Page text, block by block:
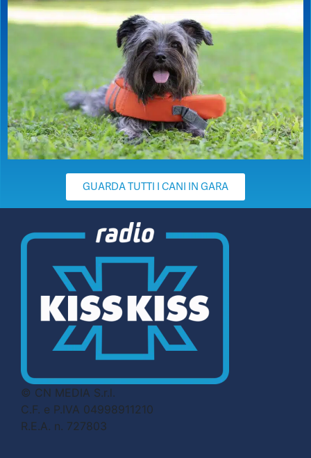
GUARDA TUTTI I CANI IN GARA
© CN MEDIA S.r.l.
C.F. e P.IVA 04998911210
R.E.A. n. 727803